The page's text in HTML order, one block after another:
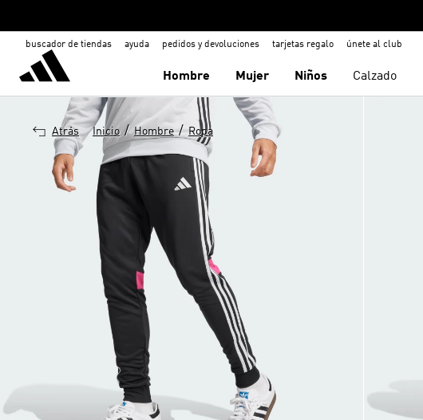
buscador de tiendas ayuda pedidos y devoluciones tarjetas regalo únete al club
Hombre Mujer Niños Calzado
Atrás Inicio / Hombre / Ropa